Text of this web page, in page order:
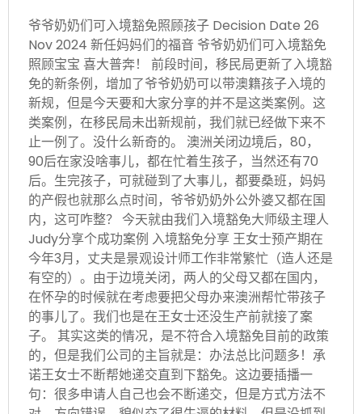
爷爷奶奶们可入境豁免照顾孩子 Decision Date 26
Nov 2024 新任妈妈们的福音 爷爷奶奶们可入境豁免
照顾宝宝 喜大普奔！ 前段时间，移民局更新了入境豁
免的新条例，增加了爷爷奶奶可以带澳籍孩子入境的
新规，但是今天要和大家分享的并不是这类案例。这
类案例，在移民局未出新规前，我们就已经做下来不
止一例了。没什么新奇的。 澳洲关闭边境后，80，
90后在家没啥事儿，都在忙着生孩子，当然还有70
后。生完孩子，可就碰到了大事儿，都要桑班，妈妈
的产假也就那么点时间，爷爷奶奶外公外婆又都在国
内，这可咋整？ 今天就由我们入境豁免大师级主理人
Judy分享个成功案例 入境豁免分享 王女士预产期在
今年3月，丈夫是景观设计师工作非常繁忙（造人还是
有空的）。由于边境关闭，两人的父母又都在国内，
在怀孕的时候就在考虑要把父母办来澳洲帮忙带孩子
的事儿了。我们也是在王女士还没生产前就接了案
子。 其实这类的情况，是不符合入境豁免目前的政策
的，但是我们公司的主旨就是：办法总比问题多！承
诺王女士不断帮她递交直到下豁免。这边要插播一
句：很多申请人自己也会不断递交，但是方式方法不